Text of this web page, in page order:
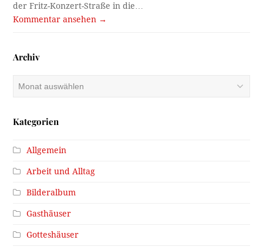
der Fritz-Konzert-Straße in die…
Kommentar ansehen →
Archiv
Kategorien
Allgemein
Arbeit und Alltag
Bilderalbum
Gasthäuser
Gotteshäuser